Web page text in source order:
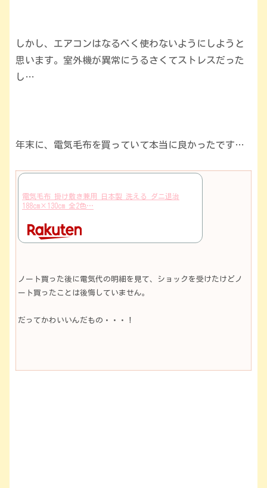
しかし、エアコンはなるべく使わないようにしようと
思います。室外機が異常にうるさくてストレスだった
し…
年末に、電気毛布を買っていて本当に良かったです…
電気毛布 掛け敷き兼用 日本製 洗える ダニ退治
188cm×130cm 全2色…
ノート買った後に電気代の明細を見て、ショックを受けたけどノ
ート買ったことは後悔していません。
だってかわいいんだもの・・・！